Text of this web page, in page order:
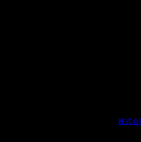
株式